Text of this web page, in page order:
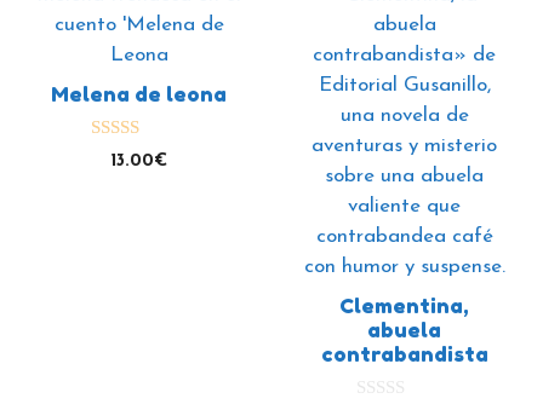
Melena de leona
5.00
de 5
13.00€
Clementina,
abuela
contrabandista